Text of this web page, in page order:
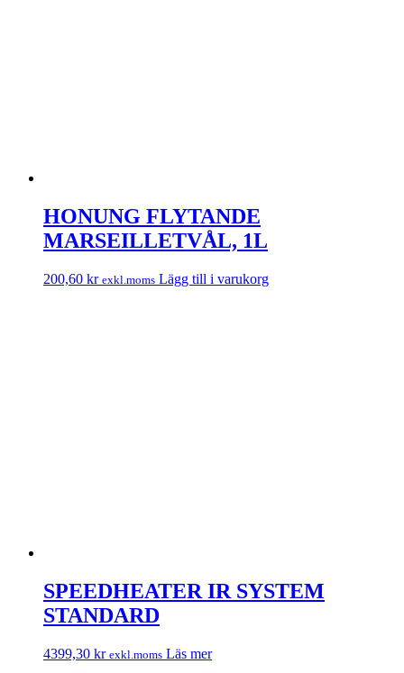
HONUNG FLYTANDE
MARSEILLETVÅL, 1L
200,60 kr exkl.moms Lägg till i varukorg
SPEEDHEATER IR SYSTEM
STANDARD
4399,30 kr exkl.moms Läs mer